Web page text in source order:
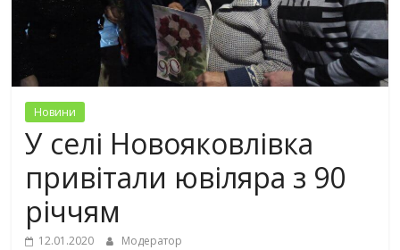
Новини
У селі Новояковлівка
привітали ювіляра з 90
річчям
12.01.2020 Модератор